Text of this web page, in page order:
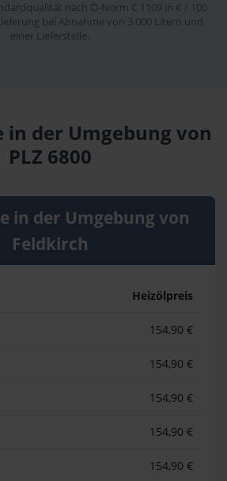
nach Ö-Norm C 1109 in € / 100
bei Abnahme von 3.000 Litern und
einer Lieferstelle.
in der Umgebung von
PLZ 6800
in der Umgebung von
Feldkirch
Heizölpreis
154,90 €
154,90 €
154,90 €
154,90 €
154,90 €